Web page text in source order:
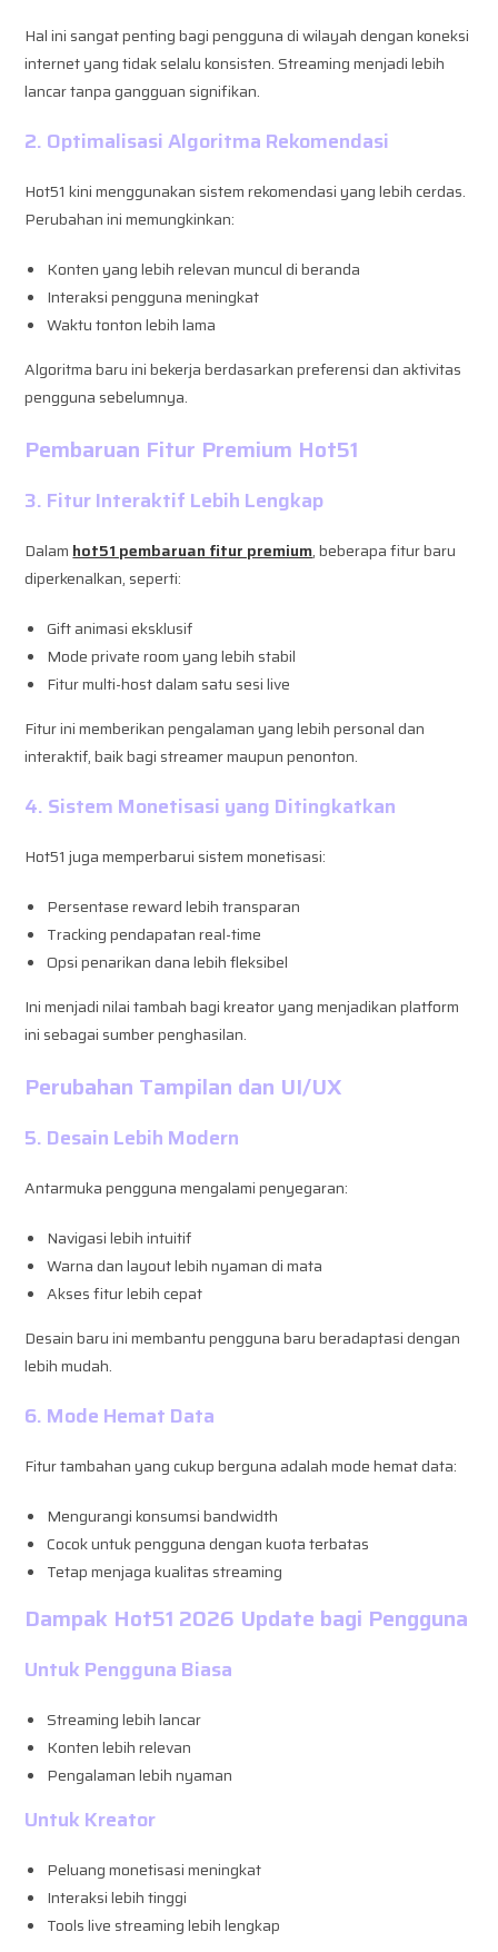
Hal ini sangat penting bagi pengguna di wilayah dengan koneksi
internet yang tidak selalu konsisten. Streaming menjadi lebih
lancar tanpa gangguan signifikan.
2. Optimalisasi Algoritma Rekomendasi
Hot51 kini menggunakan sistem rekomendasi yang lebih cerdas.
Perubahan ini memungkinkan:
Konten yang lebih relevan muncul di beranda
Interaksi pengguna meningkat
Waktu tonton lebih lama
Algoritma baru ini bekerja berdasarkan preferensi dan aktivitas
pengguna sebelumnya.
Pembaruan Fitur Premium Hot51
3. Fitur Interaktif Lebih Lengkap
Dalam hot51 pembaruan fitur premium, beberapa fitur baru
diperkenalkan, seperti:
Gift animasi eksklusif
Mode private room yang lebih stabil
Fitur multi-host dalam satu sesi live
Fitur ini memberikan pengalaman yang lebih personal dan
interaktif, baik bagi streamer maupun penonton.
4. Sistem Monetisasi yang Ditingkatkan
Hot51 juga memperbarui sistem monetisasi:
Persentase reward lebih transparan
Tracking pendapatan real-time
Opsi penarikan dana lebih fleksibel
Ini menjadi nilai tambah bagi kreator yang menjadikan platform
ini sebagai sumber penghasilan.
Perubahan Tampilan dan UI/UX
5. Desain Lebih Modern
Antarmuka pengguna mengalami penyegaran:
Navigasi lebih intuitif
Warna dan layout lebih nyaman di mata
Akses fitur lebih cepat
Desain baru ini membantu pengguna baru beradaptasi dengan
lebih mudah.
6. Mode Hemat Data
Fitur tambahan yang cukup berguna adalah mode hemat data:
Mengurangi konsumsi bandwidth
Cocok untuk pengguna dengan kuota terbatas
Tetap menjaga kualitas streaming
Dampak Hot51 2026 Update bagi Pengguna
Untuk Pengguna Biasa
Streaming lebih lancar
Konten lebih relevan
Pengalaman lebih nyaman
Untuk Kreator
Peluang monetisasi meningkat
Interaksi lebih tinggi
Tools live streaming lebih lengkap